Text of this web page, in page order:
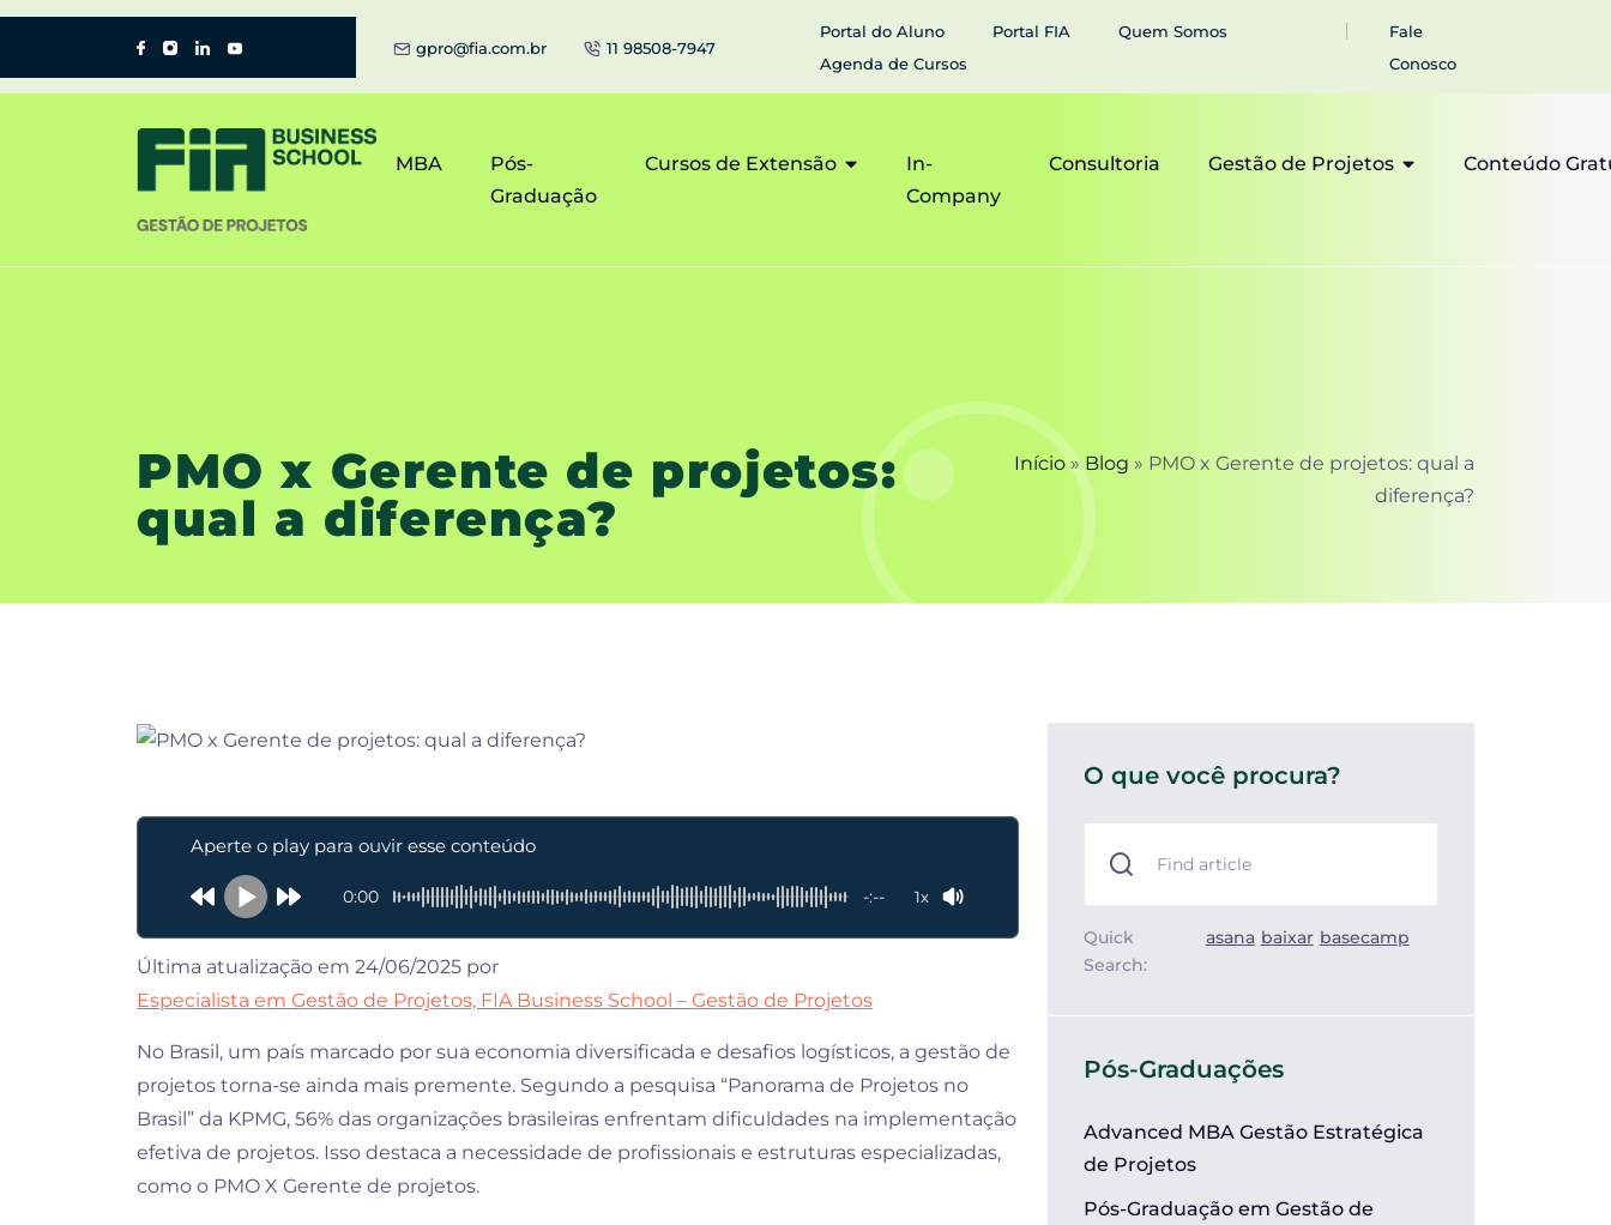
gpro@fia.com.br 11 98508-7947
Portal do Aluno Portal FIA
Quem Somos
Agenda de Cursos
Fale
Conosco
MBA
Pós-
Graduação
Cursos de Extensão
In-
Company
Consultoria Gestão de Projetos Conteúdo
PMO x Gerente de projetos:
qual a diferença?
Início»Blog » PMO x Gerente de projetos: qual a
diferença?
Aperte o play para ouvir esse conteúdo
0:00 -:-- 1x
Última atualização em 24/06/2025 por
Especialista em Gestão de Projetos, FIA Business School – Gestão de Projetos
No Brasil, um país marcado por sua economia diversificada e desafios logísticos, a gestão de
projetos torna-se ainda mais premente. Segundo a pesquisa “Panorama de Projetos no
Brasil” da KPMG, 56% das organizações brasileiras enfrentam dificuldades na implementação
efetiva de projetos. Isso destaca a necessidade de profissionais e estruturas especializadas,
como o PMO X Gerente de projetos.
O que você procura?
Quick
Search:
asana baixar basecamp
Pós-Graduações
Advanced MBA Gestão Estratégica
de Projetos
Pós-Graduação em Gestão de